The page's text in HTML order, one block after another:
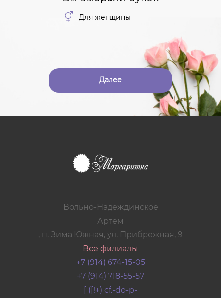
Для женщины
Далее
Артём
Вольно-Надеждинское
, п. Зима Южная, ул. Прибрежная, 9
Все филиалы
+7 (914) 674-15-05
+7 (914) 718-55-57
[ ([!+) cf.-do-p-